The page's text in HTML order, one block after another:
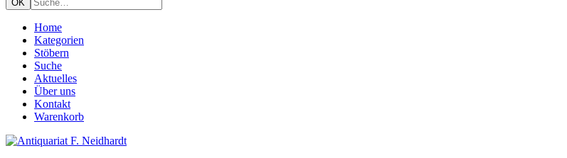
Home
Kategorien
Stöbern
Suche
Aktuelles
Über uns
Kontakt
Warenkorb